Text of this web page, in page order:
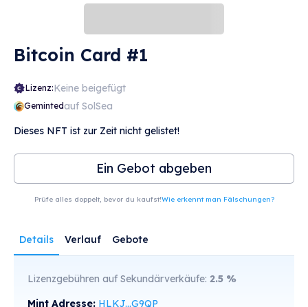
Bitcoin Card #1
Lizenz:Keine beigefügt
Gemintedauf SolSea
Dieses NFT ist zur Zeit nicht gelistet!
Ein Gebot abgeben
Prüfe alles doppelt, bevor du kaufst!Wie erkennt man Fälschungen?
Details Verlauf Gebote
Lizenzgebühren auf Sekundärverkäufe: 2.5 %
Mint Adresse: HLKJ...G9QP